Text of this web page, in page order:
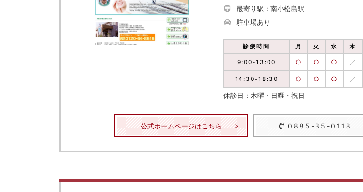
最寄り駅：南小松島駅
駐車場あり
診療時間 月 火 水 木
9:00-13:00 ○ ○ ○ ／
14:30-18:30 ○ ○ ○ ／
休診日：木曜・日曜・祝日
公式ホームページはこちら 0885-35-0118